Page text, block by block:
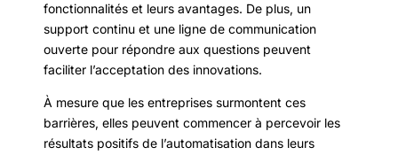
fonctionnalités et leurs avantages. De plus, un
support continu et une ligne de communication
ouverte pour répondre aux questions peuvent
faciliter l’acceptation des innovations.
À mesure que les entreprises surmontent ces
barrières, elles peuvent commencer à percevoir les
résultats positifs de l’automatisation dans leurs